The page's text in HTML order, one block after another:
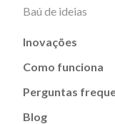
Baú de ideias
Inovações
Como funciona
Perguntas
Blog